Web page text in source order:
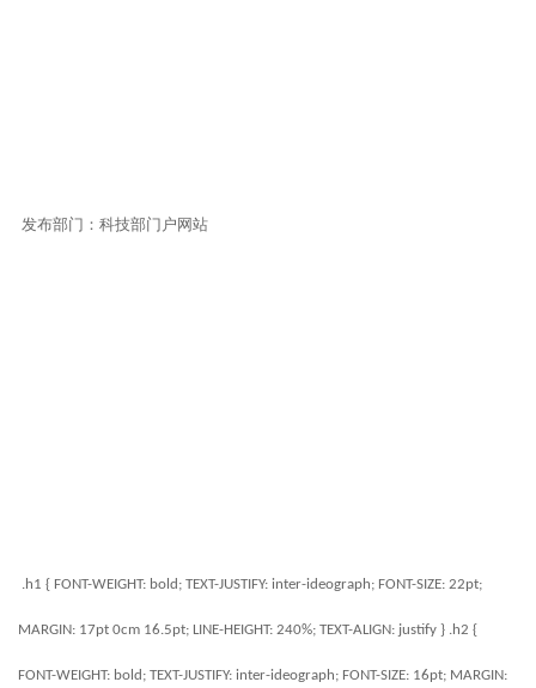
发布部门：科技部门户网站
.h1 { FONT-WEIGHT: bold; TEXT-JUSTIFY: inter-ideograph; FONT-SIZE: 22pt;
MARGIN: 17pt 0cm 16.5pt; LINE-HEIGHT: 240%; TEXT-ALIGN: justify } .h2 {
FONT-WEIGHT: bold; TEXT-JUSTIFY: inter-ideograph; FONT-SIZE: 16pt; MARGIN: